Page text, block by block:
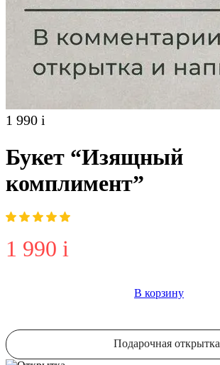
1 990 i
Букет “Изящный
комплимент”
1 990 i
В корзину
Подарочная открытка